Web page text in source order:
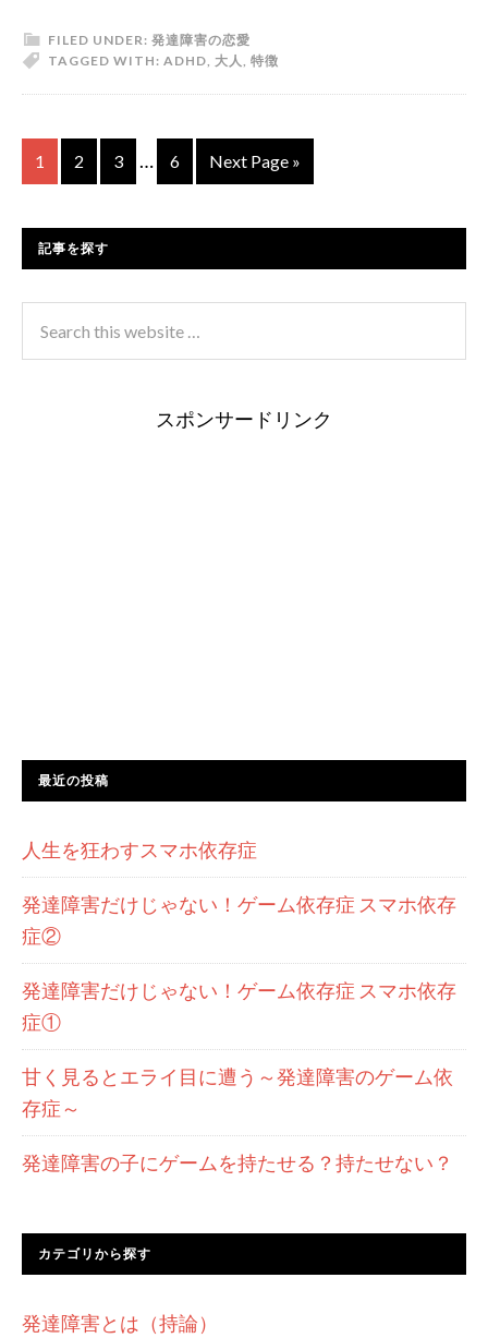
FILED UNDER: 発達障害の恋愛
TAGGED WITH: ADHD, 大人, 特徴
1 2 3 … 6 Next Page »
記事を探す
スポンサードリンク
最近の投稿
人生を狂わすスマホ依存症
発達障害だけじゃない！ゲーム依存症 スマホ依存
症②
発達障害だけじゃない！ゲーム依存症 スマホ依存
症①
甘く見るとエライ目に遭う～発達障害のゲーム依
存症～
発達障害の子にゲームを持たせる？持たせない？
カテゴリから探す
発達障害とは（持論）